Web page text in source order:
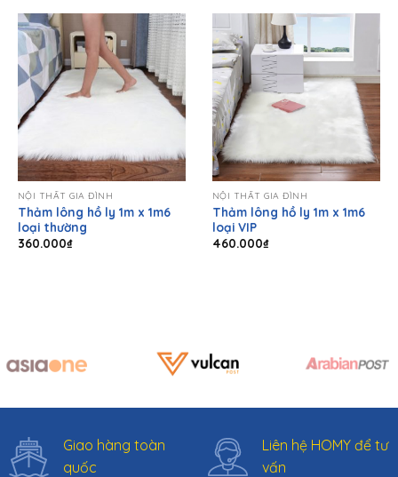
NỘI THẤT GIA ĐÌNH
Thảm lông hồ ly 1m x 1m6
loại thường
360.000₫
NỘI THẤT GIA ĐÌNH
Thảm lông hồ ly 1m x 1m6
loại VIP
460.000₫
Giao hàng toàn
quốc
Liên hệ HOMY để tư
vấn